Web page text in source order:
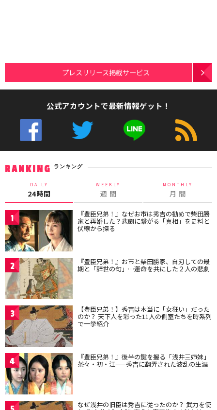
プレスリリース掲載サービス
公式アカウントで最新情報ゲット！
RANKING ランキング
DAILY
24時間
WEEKLY
週 間
MONTHLY
月 間
1 『豊臣兄弟！』なぜお市は秀吉の勧めで柴田勝
家と再婚した？悲劇に繋がる「真相」を史料と
伏線から探る
2 『豊臣兄弟！』お市と柴田勝家、自刃しての最
期と「辞世の句」…運命を共にした２人の悲劇
3 【豊臣兄弟！】秀吉は本当に「女狂い」だった
のか？ 天下人を彩った11人の側室たちを時系列
で一挙紹介
4 『豊臣兄弟！』後半の鍵を握る「浅井三姉妹」
茶々・初・江——秀吉に翻弄された波乱の生涯
なぜ浅井の旧臣は秀吉に従ったのか？ 武力を使